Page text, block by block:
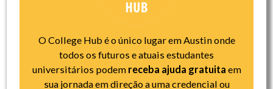
O College Hub é o único lugar em Austin onde
todos os futuros e atuais estudantes
universitários podem receba ajuda gratuita em
sua jornada em direção a uma credencial ou